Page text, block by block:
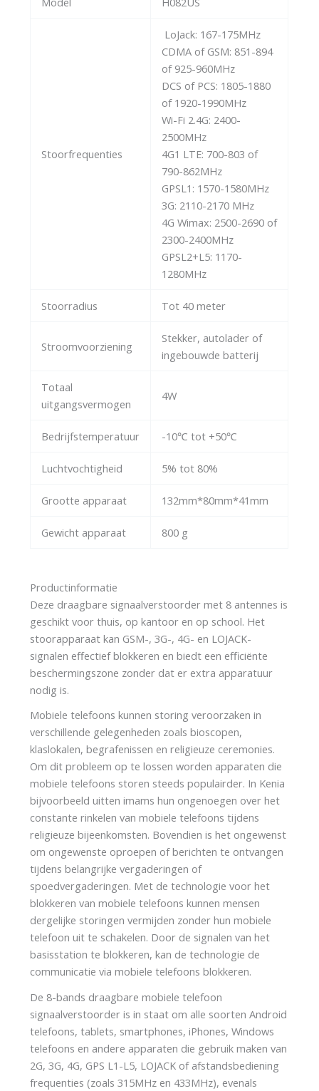
Stoorfrequenties
LoJack: 167-175MHz
CDMA of GSM: 851-894
of 925-960MHz
DCS of PCS: 1805-1880
of 1920-1990MHz
Wi-Fi 2.4G: 2400-
2500MHz
4G1 LTE: 700-803 of
790-862MHz
GPSL1: 1570-1580MHz
3G: 2110-2170 MHz
4G Wimax: 2500-2690 of
2300-2400MHz
GPSL2+L5: 1170-
1280MHz
Stoorradius Tot 40 meter
Stroomvoorziening
Stekker, autolader of
ingebouwde batterij
Totaal
uitgangsvermogen
4W
Bedrijfstemperatuur -10℃ tot +50℃
Luchtvochtigheid 5% tot 80%
Grootte apparaat 132mm*80mm*41mm
Gewicht apparaat 800 g
Productinformatie
Deze draagbare signaalverstoorder met 8 antennes is
geschikt voor thuis, op kantoor en op school. Het
stoorapparaat kan GSM-, 3G-, 4G- en LOJACK-
signalen effectief blokkeren en biedt een efficiënte
beschermingszone zonder dat er extra apparatuur
nodig is.
Mobiele telefoons kunnen storing veroorzaken in
verschillende gelegenheden zoals bioscopen,
klaslokalen, begrafenissen en religieuze ceremonies.
Om dit probleem op te lossen worden apparaten die
mobiele telefoons storen steeds populairder. In Kenia
bijvoorbeeld uitten imams hun ongenoegen over het
constante rinkelen van mobiele telefoons tijdens
religieuze bijeenkomsten. Bovendien is het ongewenst
om ongewenste oproepen of berichten te ontvangen
tijdens belangrijke vergaderingen of
spoedvergaderingen. Met de technologie voor het
blokkeren van mobiele telefoons kunnen mensen
dergelijke storingen vermijden zonder hun mobiele
telefoon uit te schakelen. Door de signalen van het
basisstation te blokkeren, kan de technologie de
communicatie via mobiele telefoons blokkeren.
De 8-bands draagbare mobiele telefoon
signaalverstoorder is in staat om alle soorten Android
telefoons, tablets, smartphones, iPhones, Windows
telefoons en andere apparaten die gebruik maken van
2G, 3G, 4G, GPS L1-L5, LOJACK of afstandsbediening
frequenties (zoals 315MHz en 433MHz), evenals